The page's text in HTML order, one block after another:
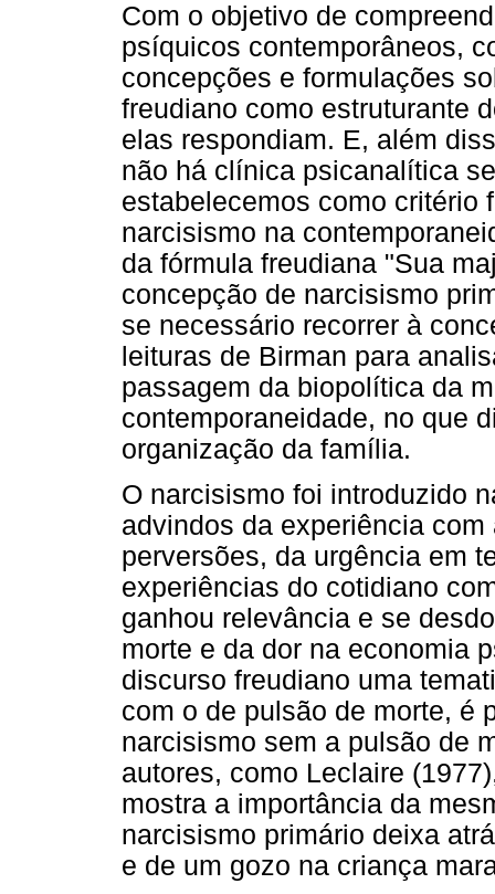
Com o objetivo de
psíquicos contemporâneos,
concepções e formulações
freudiano como estruturante
elas respondiam. E, além
não há clínica psicanalítica
estabelecemos como critério
narcisismo na
da fórmula freudiana "Sua
concepção de narcisismo
se necessário recorrer à
leituras de Birman para
passagem da biopolítica da
contemporaneidade, no que
organização da família.
O narcisismo foi introduzido
advindos da experiência
perversões, da urgência em
experiências do cotidiano
ganhou relevância e se
morte e da dor na economia
discurso freudiano uma
com o de pulsão de morte, é
narcisismo sem a pulsão de
autores, como Leclaire
mostra a importância da
narcisismo primário deixa
e de um gozo na criança